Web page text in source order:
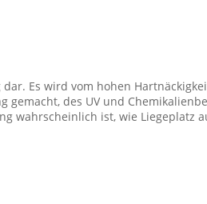
Es wird vom hohen
des UV und
wahrscheinlich ist, wie Liegeplatz